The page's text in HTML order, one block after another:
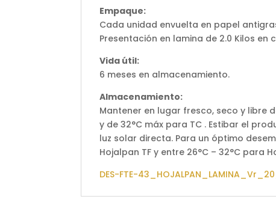
Empaque:
Cada unidad envuelta en papel
Presentación en lamina de 2.0 Kilos en
Vida útil:
6 meses en almacenamiento.
Almacenamiento:
Mantener en lugar fresco, seco y libre
y de 32°C máx para TC . Estibar el
luz solar directa. Para un óptimo
Hojalpan TF y entre 26°C – 32°C para
DES-FTE-